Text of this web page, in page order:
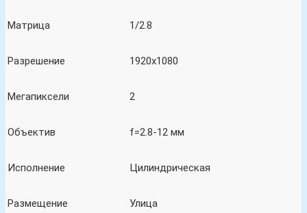
Матрица 1/2.8
Разрешение 1920х1080
Мегапиксели 2
Объектив f=2.8-12 мм
Исполнение Цилиндрическая
Размещение Улица